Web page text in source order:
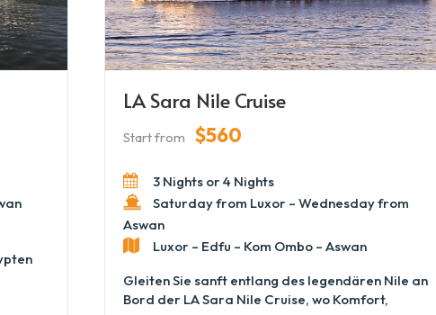
LA Sara Nile Cruise
Start from $560
3 Nights or 4 Nights
Saturday from Luxor – Wednesday from
Aswan
Luxor – Edfu – Kom Ombo – Aswan
Gleiten Sie sanft entlang des legendären Nile an
Bord der LA Sara Nile Cruise, wo Komfort,